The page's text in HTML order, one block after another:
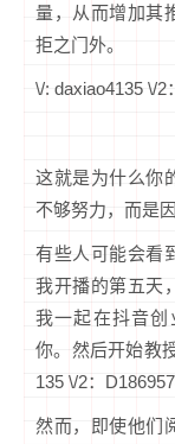
量，从而增加其
拒之门外。
\/: daxiao4135 \/2
这就是为什么你
不够努力，而是
有些人可能会看
我开播的第五天
我一起在抖音
你。然后开始教
135 \/2：
然而，即使他们